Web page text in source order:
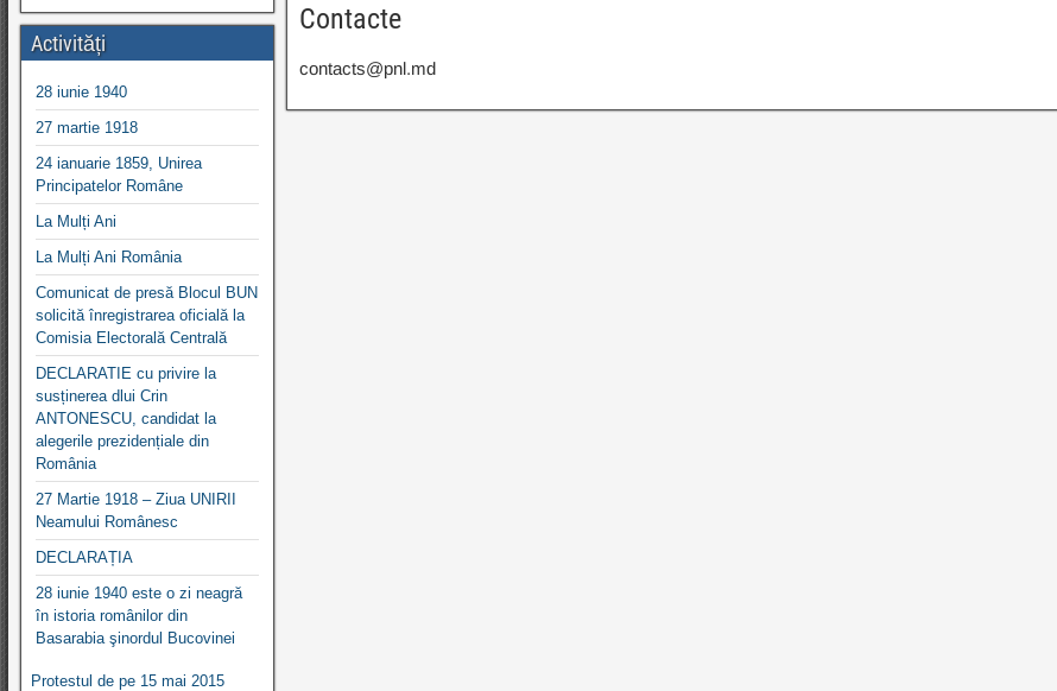
Contacte
contacts@pnl.md
Activități
28 iunie 1940
27 martie 1918
24 ianuarie 1859, Unirea
Principatelor Române
La Mulți Ani
La Mulți Ani România
Comunicat de presă Blocul BUN
solicită înregistrarea oficială la
Comisia Electorală Centrală
DECLARATIE cu privire la
susținerea dlui Crin
ANTONESCU, candidat la
alegerile prezidențiale din
România
27 Martie 1918 – Ziua UNIRII
Neamului Românesc
DECLARAȚIA
28 iunie 1940 este o zi neagră
în istoria românilor din
Basarabia şinordul Bucovinei
Protestul de pe 15 mai 2015